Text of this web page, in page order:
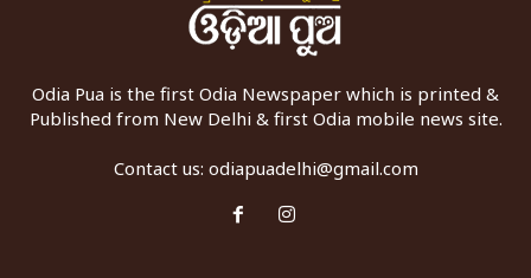
Odia Pua is the first Odia Newspaper which is printed &
Published from New Delhi & first Odia mobile news site.
Contact us: odiapuadelhi@gmail.com